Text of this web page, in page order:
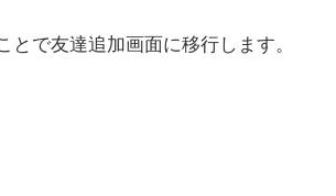
で友達追加画面に移行します。